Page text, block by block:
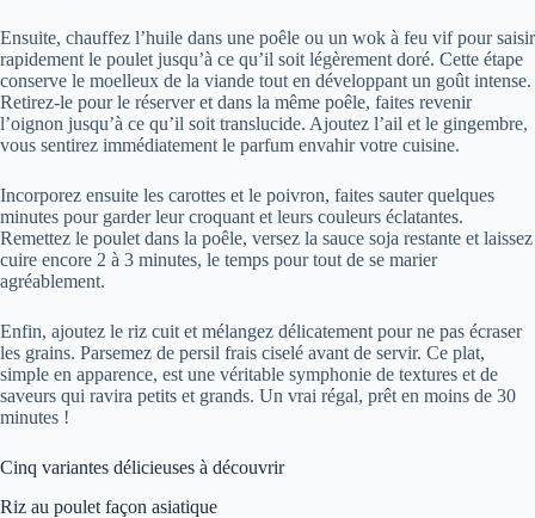
Ensuite, chauffez l’huile dans une poêle ou un wok à feu vif pour saisir
rapidement le poulet jusqu’à ce qu’il soit légèrement doré. Cette étape
conserve le moelleux de la viande tout en développant un goût intense.
Retirez-le pour le réserver et dans la même poêle, faites revenir
l’oignon jusqu’à ce qu’il soit translucide. Ajoutez l’ail et le gingembre,
vous sentirez immédiatement le parfum envahir votre cuisine.
Incorporez ensuite les carottes et le poivron, faites sauter quelques
minutes pour garder leur croquant et leurs couleurs éclatantes.
Remettez le poulet dans la poêle, versez la sauce soja restante et laissez
cuire encore 2 à 3 minutes, le temps pour tout de se marier
agréablement.
Enfin, ajoutez le riz cuit et mélangez délicatement pour ne pas écraser
les grains. Parsemez de persil frais ciselé avant de servir. Ce plat,
simple en apparence, est une véritable symphonie de textures et de
saveurs qui ravira petits et grands. Un vrai régal, prêt en moins de 30
minutes !
Cinq variantes délicieuses à découvrir
Riz au poulet façon asiatique